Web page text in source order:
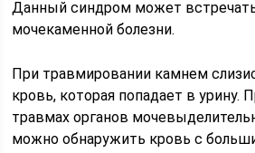
Данный синдром может
мочекаменной болезни.
При травмировании камнем
кровь, которая попадает в урину.
травмах органов
можно обнаружить кровь с